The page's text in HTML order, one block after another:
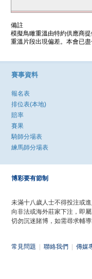
備註
模擬鳥瞰重溫由特約供應商
重溫片段出現偏差。本會已
賽事資料
報名表
排位表(本地)
賠率
賽果
騎師分場表
練馬師分場表
博彩要有節制
未滿十八歲人士不得投注或進
向非法或海外莊家下注，即屬
切勿沉迷賭博，如需尋求輔
常見問題 聯絡我們 傳媒